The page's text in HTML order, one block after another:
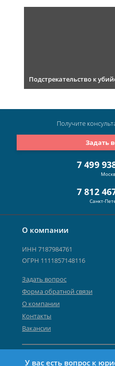
Подстрекательство к
О компании
ИНН 7187984761
ОГРН 1111857148116
Задать вопрос
Форма обратной связи
О компании
Контакты
Вакансии
Карта сайта
7 499
7 812
Санкт-
Задать
Получите
У вас есть вопрос к